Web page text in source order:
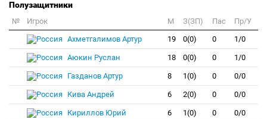
Полузащитники
№ Игрок M З(ЗП) Пас
Пр/У
Ахметгалимов Артур
19 0(0) 0 1/0
Аюкин Руслан 18 0(0) 0 1/0
Газданов Артур 8 1(0) 0 0/0
Кива Андрей 6 2(0) 0 0/0
Кириллов Юрий 6 1(0) 0 0/0